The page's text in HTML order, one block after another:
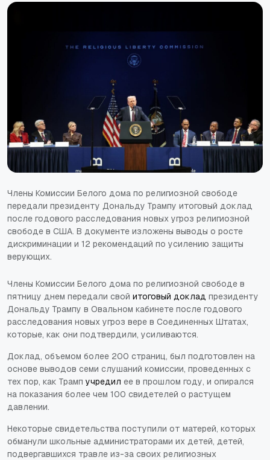
Члены Комиссии Белого дома по религиозной свободе
передали президенту Дональду Трампу итоговый доклад
после годового расследования новых угроз религиозной
свободе в США. В документе изложены выводы о росте
дискриминации и 12 рекомендаций по усилению защиты
верующих.
Члены Комиссии Белого дома по религиозной свободе в
пятницу днем передали свой итоговый доклад президенту
Дональду Трампу в Овальном кабинете после годового
расследования новых угроз вере в Соединенных Штатах,
которые, как они подтвердили, усиливаются.
Доклад, объемом более 200 страниц, был подготовлен на
основе выводов семи слушаний комиссии, проведенных с
тех пор, как Трамп учредил ее в прошлом году, и опирался
на показания более чем 100 свидетелей о растущем
давлении.
Некоторые свидетельства поступили от матерей, которых
обманули школьные администраторами их детей, детей,
подвергавшихся травле из-за своих религиозных